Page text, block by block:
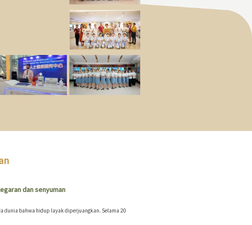
dan senyuman
dunia bahwa hidup layak diperjuangkan. Selama 20